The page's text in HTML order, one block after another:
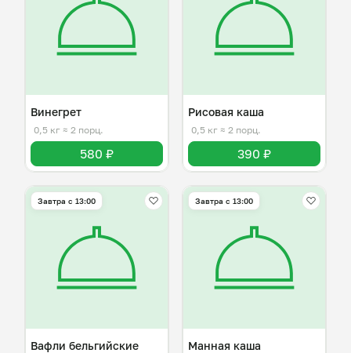
Винегрет
0,5 кг ≈ 2 порц.
580 ₽
Рисовая каша
0,5 кг ≈ 2 порц.
390 ₽
Завтра c 13:00
Вафли бельгийские
Завтра c 13:00
Манная каша